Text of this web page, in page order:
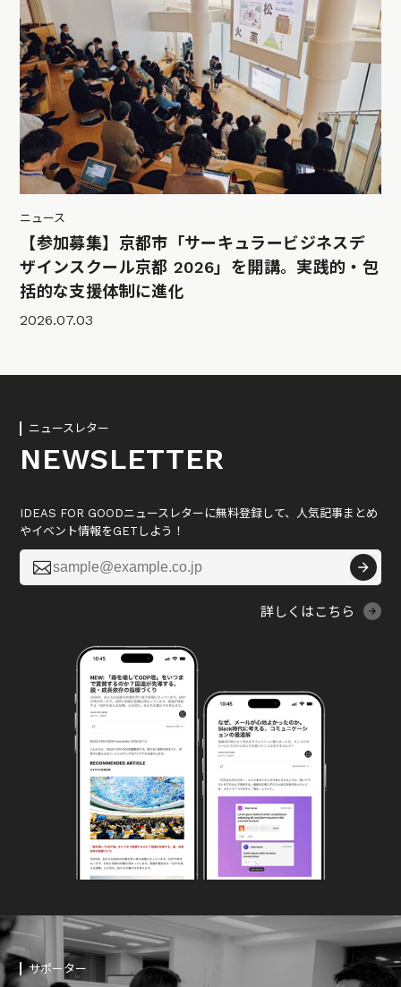
ニュース
【参加募集】京都市「サーキュラービジネスデ
ザインスクール京都 2026」を開講。実践的・包
括的な支援体制に進化
2026.07.03
ニュースレター
NEWSLETTER
IDEAS FOR GOODニュースレターに無料登録して、人気記事まとめ
やイベント情報をGETしよう！

詳しくはこちら
サポーター